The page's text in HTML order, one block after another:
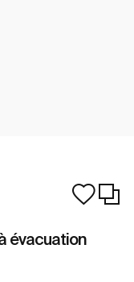
évacuation